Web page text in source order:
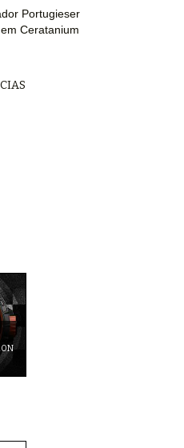
Portugieser
Ceratanium